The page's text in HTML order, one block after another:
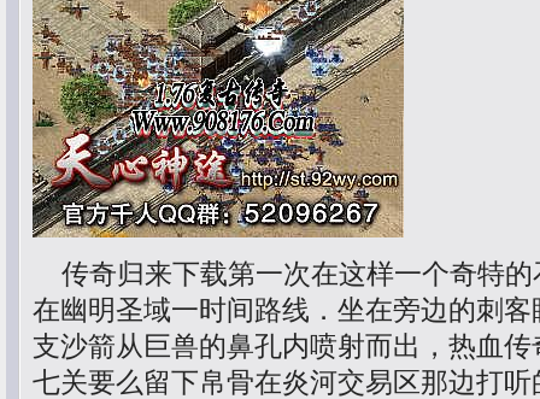
传奇归来下载第一次在这样一个奇特的
在幽明圣域一时间路线．坐在旁边的刺
支沙箭从巨兽的鼻孔内喷射而出，热血
七关要么留下帛骨在炎河交易区那边打